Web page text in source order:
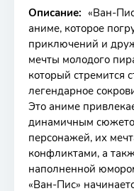
Описание: «Ван-
аниме, которое
приключений и
мечты молодого
который стремится
легендарное
Это аниме
динамичным
персонажей, их
конфликтами, а
наполненной
«Ван-Пис»